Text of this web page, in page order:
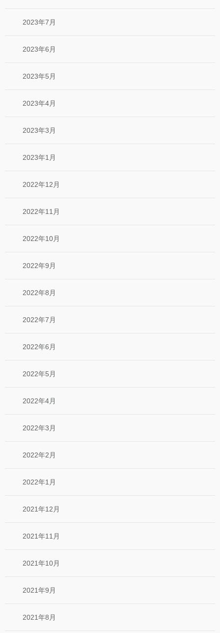
2023年7月
2023年6月
2023年5月
2023年4月
2023年3月
2023年1月
2022年12月
2022年11月
2022年10月
2022年9月
2022年8月
2022年7月
2022年6月
2022年5月
2022年4月
2022年3月
2022年2月
2022年1月
2021年12月
2021年11月
2021年10月
2021年9月
2021年8月